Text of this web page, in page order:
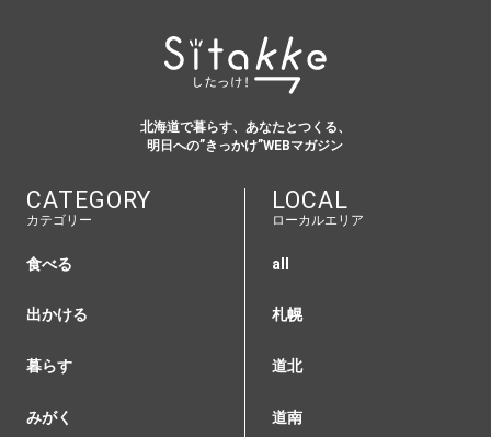
北海道で暮らす、あなたとつくる、
明日への”きっかけ”WEBマガジン
CATEGORY
カテゴリー
食べる
出かける
暮らす
みがく
LOCAL
ローカルエリア
all
札幌
道北
道南